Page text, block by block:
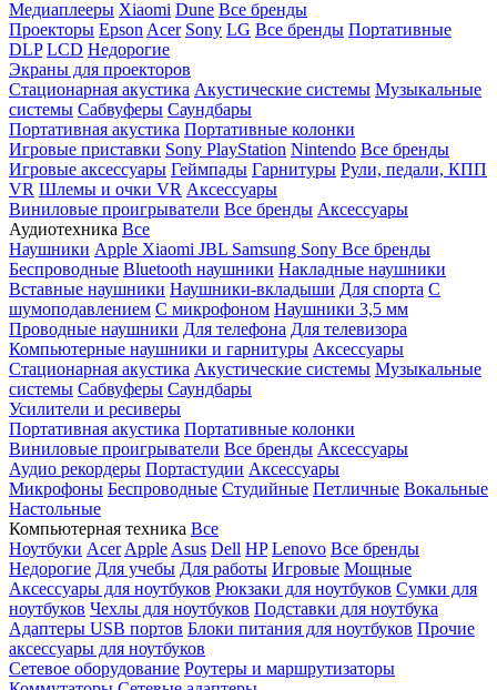
Медиаплееры Xiaomi Dune Все бренды
Проекторы Epson Acer Sony LG Все бренды Портативные
DLP LCD Недорогие
Экраны для проекторов
Стационарная акустика Акустические системы Музыкальные
системы Сабвуферы Саундбары
Портативная акустика Портативные колонки
Игровые приставки Sony PlayStation Nintendo Все бренды
Игровые аксессуары Геймпады Гарнитуры Рули, педали, КПП
VR Шлемы и очки VR Аксессуары
Виниловые проигрыватели Все бренды Аксессуары
Аудиотехника Все
Наушники Apple Xiaomi JBL Samsung Sony Все бренды
Беспроводные Bluetooth наушники Накладные наушники
Вставные наушники Наушники-вкладыши Для спорта С
шумоподавлением С микрофоном Наушники 3,5 мм
Проводные наушники Для телефона Для телевизора
Компьютерные наушники и гарнитуры Аксессуары
Стационарная акустика Акустические системы Музыкальные
системы Сабвуферы Саундбары
Усилители и ресиверы
Портативная акустика Портативные колонки
Виниловые проигрыватели Все бренды Аксессуары
Аудио рекордеры Портастудии Аксессуары
Микрофоны Беспроводные Студийные Петличные Вокальные
Настольные
Компьютерная техника Все
Ноутбуки Acer Apple Asus Dell HP Lenovo Все бренды
Недорогие Для учебы Для работы Игровые Мощные
Аксессуары для ноутбуков Рюкзаки для ноутбуков Сумки для
ноутбуков Чехлы для ноутбуков Подставки для ноутбука
Адаптеры USB портов Блоки питания для ноутбуков Прочие
аксессуары для ноутбуков
Сетевое оборудование Роутеры и маршрутизаторы